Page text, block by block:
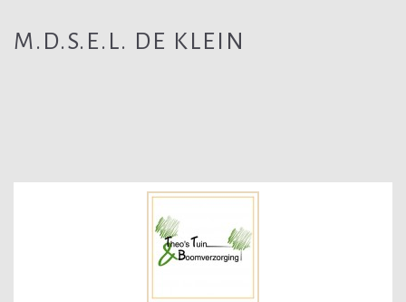
M.D.S.E.L. DE KLEIN